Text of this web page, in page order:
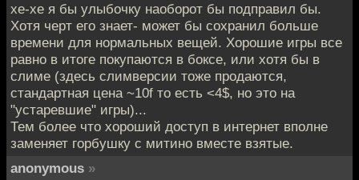
хе-хе я бы улыбочку наоборот бы подправил бы.
Хотя черт его знает- может бы сохранил больше
времени для нормальных вещей. Хорошие игры все
равно в итоге покупаются в боксе, или хотя бы в
слиме (здесь слимверсии тоже продаются,
стандартная цена ~10f то есть <4$, но это на
"устаревшие" игры)...
Тем более что хороший доступ в интернет вполне
заменяет горбушку с митино вместе взятые.
anonymous »